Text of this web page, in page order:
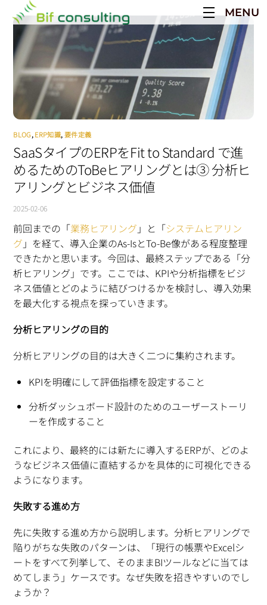
content
MENU
BLOG,ERP知識,要件定義
SaaSタイプのERPをFit to Standard で進
めるためのToBeヒアリングとは③ 分析ヒ
アリングとビジネス価値
2025-02-06
前回までの「業務ヒアリング 」と「システムヒアリン
グ 」を経て、導入企業のAs-IsとTo-Be像がある程度整理
できたかと思います。今回は、最終ステップである「分
析ヒアリング」です。ここでは、KPIや分析指標をビジ
ネス価値とどのように結びつけるかを検討し、導入効果
を最大化する視点を探っていきます。
分析ヒアリングの目的
分析ヒアリングの目的は大きく二つに集約されます。
KPIを明確にして評価指標を設定すること
分析ダッシュボード設計のためのユーザーストーリ
ーを作成すること
これにより、最終的には新たに導入するERPが、どのよ
うなビジネス価値に直結するかを具体的に可視化できる
ようになります。
失敗する進め方
先に失敗する進め方から説明します。分析ヒアリングで
陥りがちな失敗のパターンは、「現行の帳票やExcelシ
ートをすべて列挙して、そのままBIツールなどに当ては
めてしまう」ケースです。なぜ失敗を招きやすいのでし
ょうか？